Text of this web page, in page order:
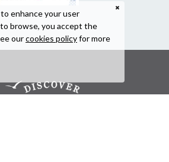
enhance your user
browse, you accept the
ourcookies policyfor more